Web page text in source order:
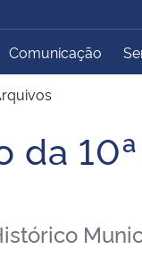
Geral da
do Brasil
Comunicação
da